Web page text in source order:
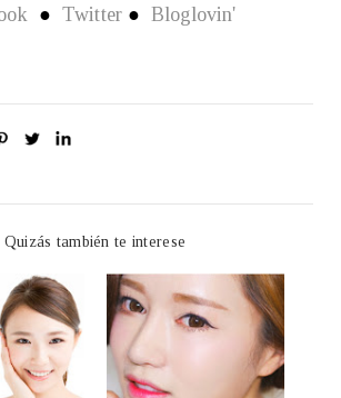
● Twitter ● Bloglovin'
Quizás también te interese